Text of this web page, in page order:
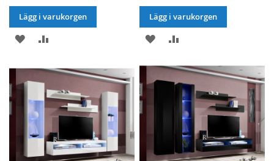
Lägg i varukorgen
LÄGG
ÖNSKELISTAJÄMFÖRELSE
Lägg i varukorgen
LÄGG
ÖNSKELISTAJÄMFÖRELSE